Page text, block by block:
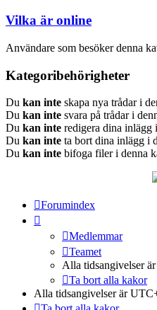
Vilka är online
Användare som besöker denna
Kategoribehörigheter
Du kan inte skapa nya trådar i
Du kan inte svara på trådar i
Du kan inte redigera dina inlägg
Du kan inte ta bort dina inlägg i
Du kan inte bifoga filer i denna
Forumindex
Medlemmar
Teamet
Alla tidsangivelser
Ta bort alla kakor
Alla tidsangivelser är